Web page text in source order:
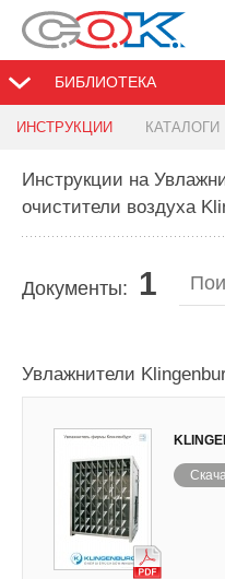
БИБЛИОТЕКА
ИНСТРУКЦИИ КАТАЛОГИ
Инструкции на
очистители воздуха
Документы: 1
Увлажнители